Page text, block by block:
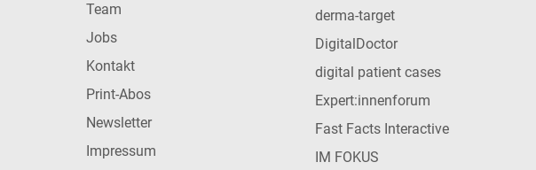
Team
Jobs
Kontakt
Print-Abos
Newsletter
Impressum
derma-target
DigitalDoctor
digital patient cases
Expert:innenforum
Fast Facts Interactive
IM FOKUS